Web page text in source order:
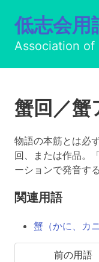
低志会用
Association of
蟹回／蟹
物語の本筋とは必
回、または作品。
ーションで発音す
関連用語
蟹（かに、カニ
前の用語